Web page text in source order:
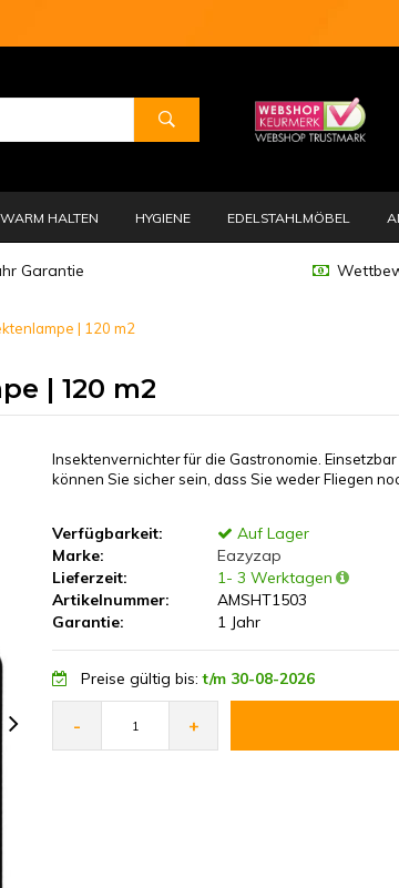
WARM HALTEN HYGIENE EDELSTAHLMÖBEL
Garantie
| 120 m2
| 120 m2
Insektenvernichter für die Gastronomie.
können Sie sicher sein, dass Sie weder Fliegen
Verfügbarkeit:
Auf Lager
Marke:
Eazyzap
Lieferzeit:
1- 3 Werktagen
Artikelnummer:
AMSHT1503
Garantie:
1 Jahr
Preise gültig bis:t/m 30-08-2026
- +